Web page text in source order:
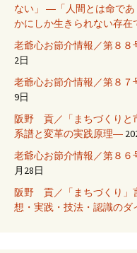
ない」 ―「人間とは命で
かにしか生きられない存
老爺心お節介情報／第８８
2日
老爺心お節介情報／第８７
9日
阪野 貢／「まちづくりと
系譜と変革の実践原理―
老爺心お節介情報／第８６
月28日
阪野 貢／「まちづくり」
想・実践・技法・認識の